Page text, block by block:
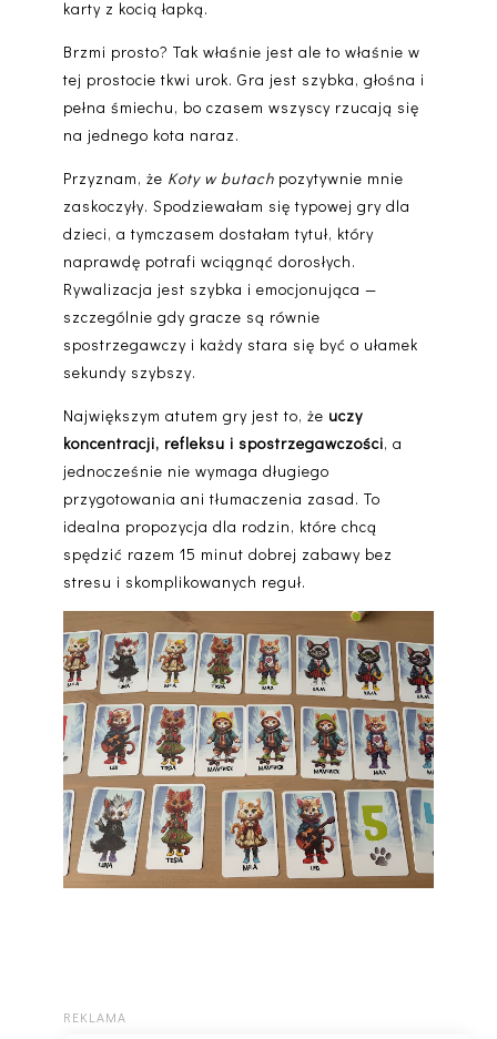
karty z kocią łapką.
Brzmi prosto? Tak właśnie jest ale to właśnie w
tej prostocie tkwi urok. Gra jest szybka, głośna i
pełna śmiechu, bo czasem wszyscy rzucają się
na jednego kota naraz.
Przyznam, że Koty w butachpozytywnie mnie
zaskoczyły. Spodziewałam się typowej gry dla
dzieci, a tymczasem dostałam tytuł, który
naprawdę potrafi wciągnąć dorosłych.
Rywalizacja jest szybka i emocjonująca —
szczególnie gdy gracze są równie
spostrzegawczy i każdy stara się być o ułamek
sekundy szybszy.
Największym atutem gry jest to, że uczy
koncentracji, refleksu i spostrzegawczości, a
jednocześnie nie wymaga długiego
przygotowania ani tłumaczenia zasad. To
idealna propozycja dla rodzin, które chcą
spędzić razem 15 minut dobrej zabawy bez
stresu i skomplikowanych reguł.